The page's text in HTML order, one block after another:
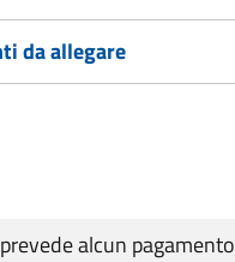
da allegare
alcun pagamento